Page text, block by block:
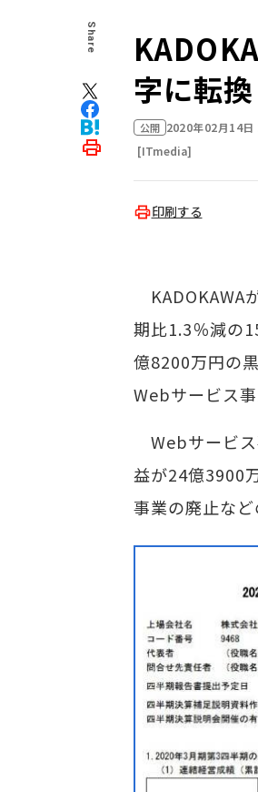
Share
字に転
公開 2020年02月14日
[ITmedia]
印刷する
KADOKAWA
期比1.3％減の
億8200万円の
Webサービス
Webサービス
益が24億3900
事業の廃止な